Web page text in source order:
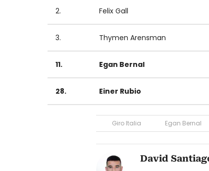
2. Felix Gall
3. Thymen Arensman
11. Egan Bernal
28. Einer Rubio
Giro Italia Egan Bernal
David